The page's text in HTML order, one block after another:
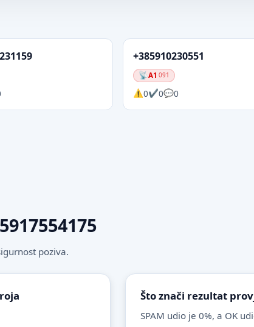
+385910230551
A1 091
0 0 0
poziva.
Što znači rezultat
SPAM udio je 0%, a OK